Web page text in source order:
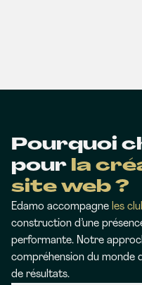
Pourquoi
pour la
site web ?
Edamo accompagne les
construction d’une
performante. Notre
compréhension du monde
de résultats.